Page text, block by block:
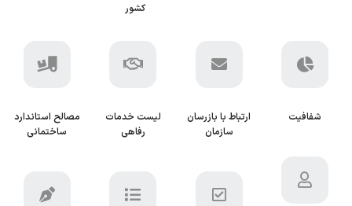
کشور
شفافیت
ارتباط با بازرسان
سازمان
لیست خدمات
رفاهی
مصالح استاندارد
ساختمانی